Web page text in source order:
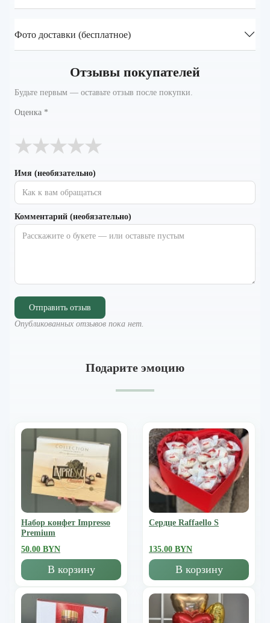
Фото доставки (бесплатное)
Отзывы покупателей
Будьте первым — оставьте отзыв после покупки.
Оценка *
★
★
★
★
★
Имя (необязательно)
Комментарий (необязательно)
Отправить отзыв
Опубликованных отзывов пока нет.
Подарите эмоцию
Набор конфет Impresso
Premium
50.00 BYN
В корзину
Сердце Raffaello S
135.00 BYN
В корзину